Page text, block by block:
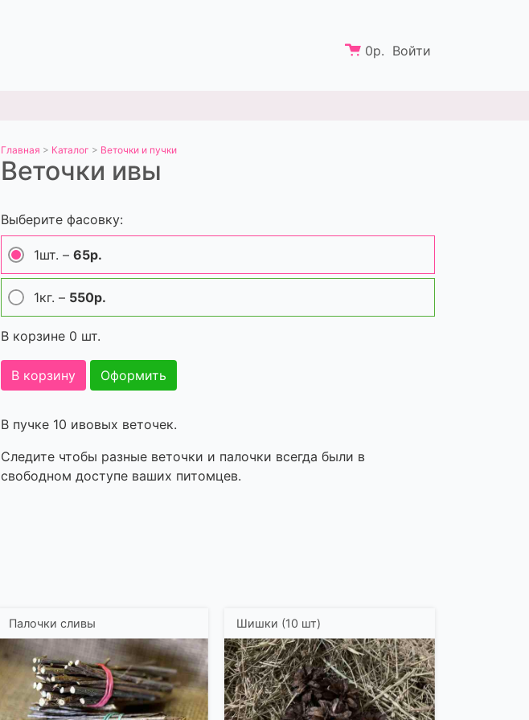
0р. Войти
Главная > Каталог > Веточки и пучки
Веточки ивы
Выберите фасовку:
1шт. – 65р.
1кг. – 550р.
В корзине 0 шт.
В корзину Оформить
В пучке 10 ивовых веточек.
Следите чтобы разные веточки и палочки всегда были в
свободном доступе ваших питомцев.
Палочки сливы Шишки (10 шт)